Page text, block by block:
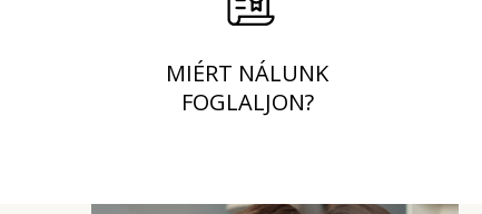
MIÉRT NÁLUNK
FOGLALJON?